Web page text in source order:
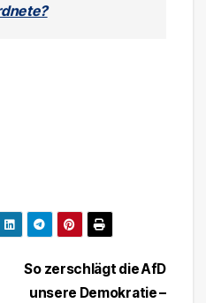
So zerschlägt die AfD
unsere Demokratie –